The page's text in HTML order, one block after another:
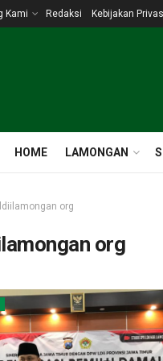
Kami Redaksi Kebijakan
HOME LAMONGAN
ldiilamongan org
org